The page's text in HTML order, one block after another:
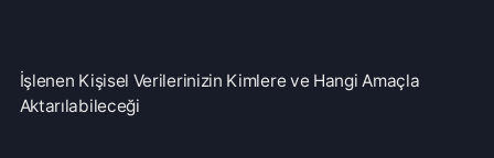
-Özel sigorta şirketleri, bankalar,